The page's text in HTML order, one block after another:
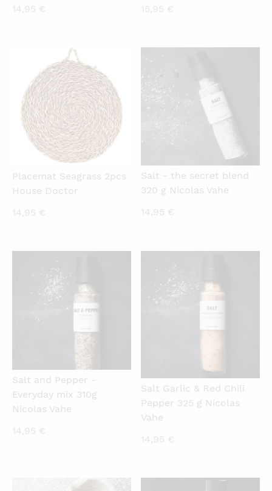
14,95 € 15,95 €
QUICKVIEW
Placemat Seagrass 2pcs
House Doctor
14,95 €
Salt - the secret blend
320 g Nicolas Vahe
14,95 €
QUICKVIEW
Salt and Pepper -
Everyday mix 310g
Nicolas Vahe
14,95 €
Salt Garlic & Red Chili
Pepper 325 g Nicolas
Vahe
14,95 €